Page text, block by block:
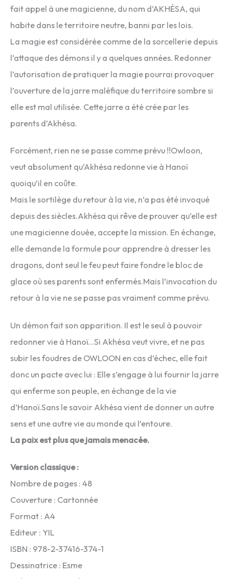
fait appel à une magicienne, du nom d’AKHÉSA, qui
habite dans le territoire neutre, banni par les lois.
La magie est considérée comme de la sorcellerie depuis
l’attaque des démons il y a quelques années. Redonner
l’autorisation de pratiquer la magie pourrai provoquer
l’ouverture de la jarre maléfique du territoire sombre si
elle est mal utilisée. Cette jarre a été crée par les
parents d’Akhésa.
Forcément, rien ne se passe comme prévu !!Owloon,
veut absolument qu’Akhésa redonne vie à Hanoï
quoiqu’il en coûte.
Mais le sortilège du retour à la vie, n’a pas été invoqué
depuis des siècles.Akhésa qui rêve de prouver qu’elle est
une magicienne douée, accepte la mission. En échange,
elle demande la formule pour apprendre à dresser les
dragons, dont seul le feu peut faire fondre le bloc de
glace où ses parents sont enfermés.Mais l’invocation du
retour à la vie ne se passe pas vraiment comme prévu.
Un démon fait son apparition. Il est le seul à pouvoir
redonner vie à Hanoï…Si Akhésa veut vivre, et ne pas
subir les foudres de OWLOON en cas d’échec, elle fait
donc un pacte avec lui : Elle s’engage à lui fournir la jarre
qui enferme son peuple, en échange de la vie
d’Hanoï.Sans le savoir Akhésa vient de donner un autre
sens et une autre vie au monde qui l’entoure.
La paix est plus que jamais menacée.
Version classique :
Nombre de pages : 48
Couverture : Cartonnée
Format : A4
Editeur : YIL
ISBN : 978-2-37416-374-1
Dessinatrice : Esme